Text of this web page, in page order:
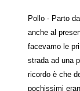
Pollo - Parto
anche al
facevamo le
strada ad una
ricordo è che
pochissimi